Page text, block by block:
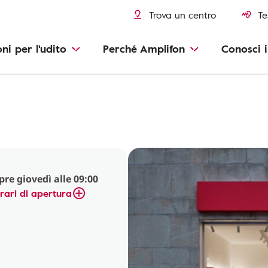
Trova un centro
per l'udito Perché Amplifon Conosci
giovedì alle 09:00
di apertura